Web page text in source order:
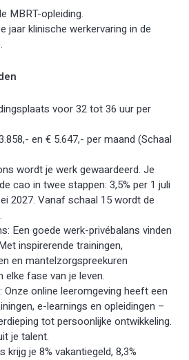
MBRT-opleiding.
jaar klinische werkervaring in de
voor 32 tot 36 uur per
en € 5.647,- per maand (Schaal
wordt je werk gewaardeerd. Je
cao in twee stappen: 3,5% per 1 juli
2027. Vanaf schaal 15 wordt de
Een goede werk-privébalans vinden
inspirerende trainingen,
en mantelzorgspreekuren
elke fase van je leven.
Onze online leeromgeving heeft een
e-learnings en opleidingen –
tot persoonlijke ontwikkeling.
je talent.
krijg je 8% vakantiegeld, 8,3%